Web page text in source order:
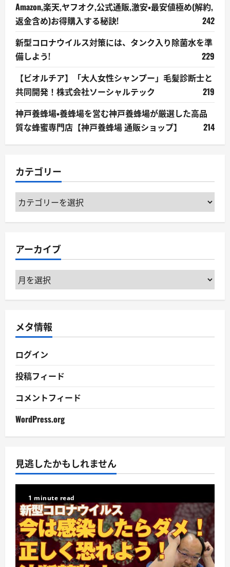
Amazon,楽天,ヤフオク,公式通販,激安・最安値極め(解約,
返金含め)お得購入する秘訣!
242
新型コロナウイルス対策には、タンク入り除菌水を準
備しよう!
229
【ビオルチア】「大人女性シャンプー」毛髪診断士と
共同開発！株式会社ソーシャルテック
219
神戸養蜂場・養蜂場を営む神戸養蜂場が厳選した高品
質な蜂蜜専門店【神戸養蜂場 通販ショップ】
214
カテゴリー
カ
テ
ー
アーカイブ
ア
ー
ブ
メタ情報
ログイン
投稿フィード
コメントフィード
WordPress.org
見逃したかもしれません
1 minute read